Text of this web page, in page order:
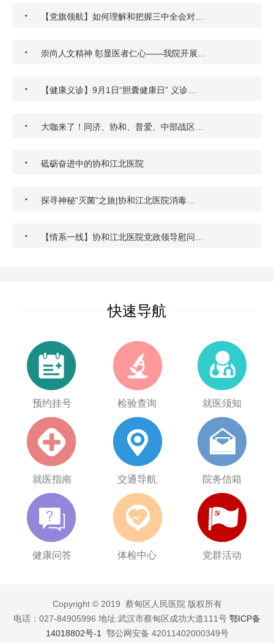
· 【党旗领航】如何理解和把握三中全会对…
· 崇尚人文精神 彰显医者仁心——我院开展…
· 【健康义诊】9月1日“胆囊健康日” 义诊…
· 大咖来了！同济、协和、普爱、中部战区…
· 砥砺奋进中的协和江北医院
· 探寻神秘“灭菌”之旅|协和江北医院消毒…
· 【情系一线】协和江北医院党政领导慰问…
快速导航
预约挂号 检验查询 就医须知
就医指南 交通导航 院务信箱
健康问答 体检中心 党群活动
Copyright © 2019 蔡甸区人民医院 版权所有
电话：027-84905996 地址:武汉市蔡甸区成功大道111号 鄂ICP备
14018802号-1 鄂公网安备 42011402000349号